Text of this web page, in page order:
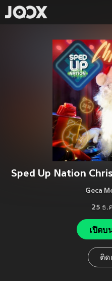
Geca
25 ธ.
เปิดบ
ติด